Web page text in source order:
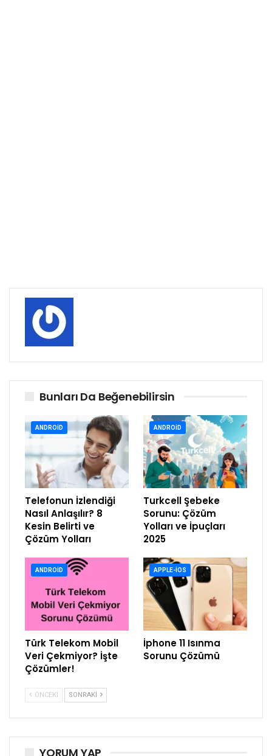
Bunları Da Beğenebilirsin
ANDROID
Telefonun İzlendiği
Nasıl Anlaşılır? 8
Kesin Belirti ve
Çözüm Yolları
ANDROID
Turkcell Şebeke
Sorunu: Çözüm
Yolları ve İpuçları
2025
ANDROID
Türk Telekom Mobil
Veri Çekmiyor? İşte
Çözümler!
APPLE-IOS
İphone 11 Isınma
Sorunu Çözümü
ÖNCEKI SONRAKI
YORUM YAP